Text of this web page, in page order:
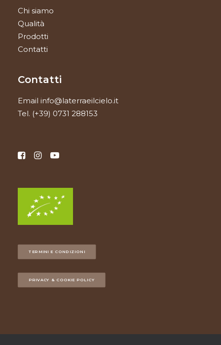
Chi siamo
Qualità
Prodotti
Contatti
Contatti
Email info@laterraeilcielo.it
Tel. (+39) 0731 288153
TERMINI E CONDIZIONI
PRIVACY & COOKIE POLICY